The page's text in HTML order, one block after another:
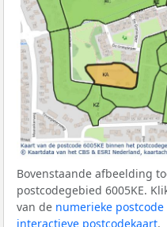
Bovenstaande afbeelding
postcodegebied 6005KE.
van de numerieke postcode
interactieve postcodekaart.